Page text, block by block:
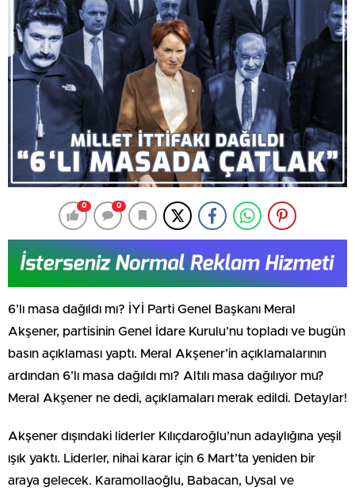
0 0
6’lı masa dağıldı mı? İYİ Parti Genel Başkanı Meral
Akşener, partisinin Genel İdare Kurulu’nu topladı ve bugün
basın açıklaması yaptı. Meral Akşener’in açıklamalarının
ardından 6’lı masa dağıldı mı? Altılı masa dağılıyor mu?
Meral Akşener ne dedi, açıklamaları merak edildi. Detaylar!
Akşener dışındaki liderler Kılıçdaroğlu’nun adaylığına yeşil
ışık yaktı. Liderler, nihai karar için 6 Mart’ta yeniden bir
araya gelecek. Karamollaoğlu, Babacan, Uysal ve